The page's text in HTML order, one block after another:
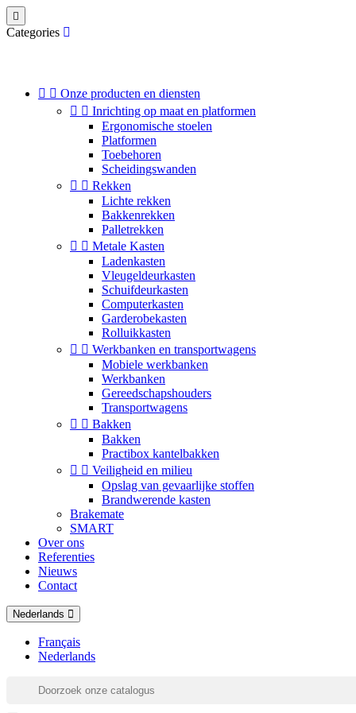

Categories
  Onze producten en diensten
  Inrichting op maat en platformen
Ergonomische stoelen
Platformen
Toebehoren
Scheidingswanden
  Rekken
Lichte rekken
Bakkenrekken
Palletrekken
  Metale Kasten
Ladenkasten
Vleugeldeurkasten
Schuifdeurkasten
Computerkasten
Garderobekasten
Rolluikkasten
  Werkbanken en transportwagens
Mobiele werkbanken
Werkbanken
Gereedschapshouders
Transportwagens
  Bakken
Bakken
Practibox kantelbakken
  Veiligheid en milieu
Opslag van gevaarlijke stoffen
Brandwerende kasten
Brakemate
SMART
Over ons
Referenties
Nieuws
Contact
Nederlands
Français
Nederlands